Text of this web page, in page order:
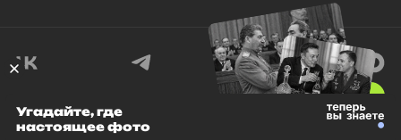
© 1999–2026 Все права защищены.
Угадайте, где
настоящее фото